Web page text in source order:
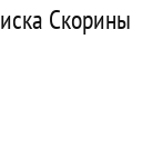
Скорины